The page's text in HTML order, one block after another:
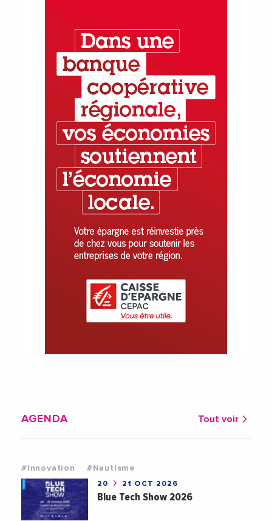
AGENDA Tout voir
#Innovation #Nautisme
20 21 OCT 2026
Blue Tech Show 2026